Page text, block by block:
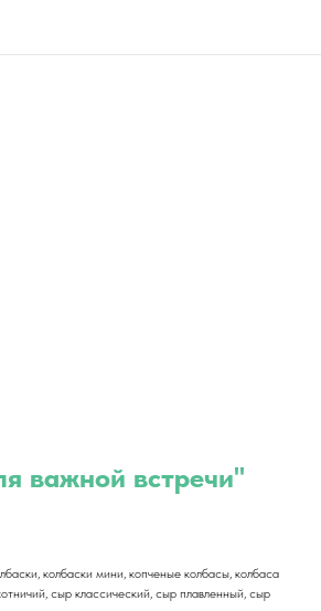
важной встречи"
колбаски мини, копченые колбасы, колбаса
сыр классический, сыр плавленный, сыр